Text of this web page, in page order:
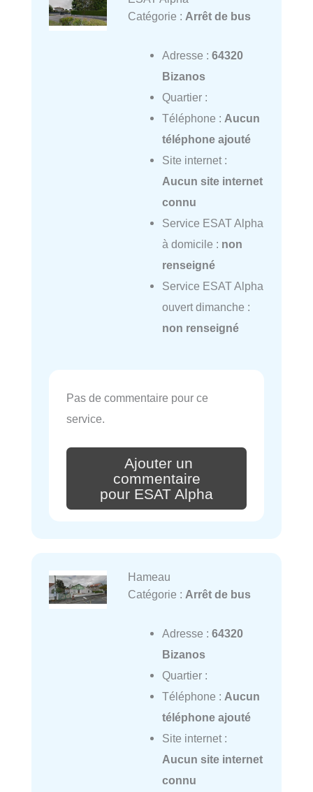
Catégorie : Arrêt de bus
Adresse : 64320
Bizanos
Quartier :
Téléphone : Aucun
téléphone ajouté
Site internet :
Aucun site internet
connu
Service ESAT Alpha
à domicile : non
renseigné
Service ESAT Alpha
ouvert dimanche :
non renseigné
Pas de commentaire pour ce
service.
Ajouter un
commentaire
pour ESAT Alpha
Hameau
Catégorie : Arrêt de bus
Adresse : 64320
Bizanos
Quartier :
Téléphone : Aucun
téléphone ajouté
Site internet :
Aucun site internet
connu